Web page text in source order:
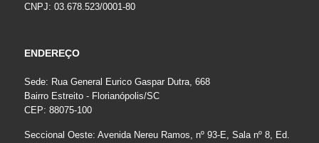
CNPJ: 03.678.523/0001-80
ENDEREÇO
Sede: Rua General Eurico Gaspar Dutra, 668
Bairro Estreito - Florianópolis/SC
CEP: 88075-100
Seccional Oeste: Avenida Nereu Ramos, nº 93-E, Sala nº 8, Ed.